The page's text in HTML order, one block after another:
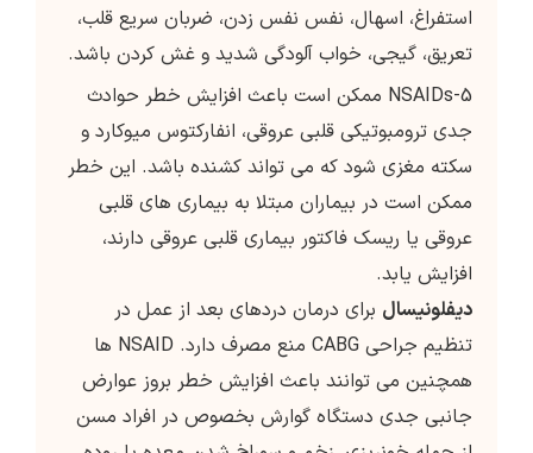
استفراغ، اسهال، نفس نفس زدن، ضربان سریع قلب،
تعریق، گیجی، خواب آلودگی شدید و غش کردن باشد.
5-NSAIDs ممکن است باعث افزایش خطر حوادث
جدی ترومبوتیکی قلبی عروقی، انفارکتوس میوکارد و
سکته مغزی شود که می تواند کشنده باشد. این خطر
ممکن است در بیماران مبتلا به بیماری های قلبی
عروقی یا ریسک فاکتور بیماری قلبی عروقی دارند،
افزایش یابد.
دیفلونیسال برای درمان دردهای بعد از عمل در
تنظیم جراحی CABG منع مصرف دارد. NSAID ها
همچنین می توانند باعث افزایش خطر بروز عوارض
جانبی جدی دستگاه گوارش بخصوص در افراد مسن